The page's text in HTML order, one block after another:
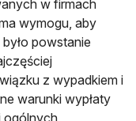
w firmach
wymogu, aby
powstanie
z wypadkiem i
warunki wypłaty
ogólnych